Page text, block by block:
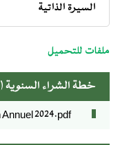
menu
ministre
السيرة الذاتية
ملفات للتحميل
خطة الشراء السنوية (PAA) 2021
Annuel 2024.pdf